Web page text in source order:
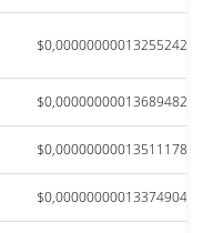
$0,00000000013255242
$0,00000000013689482
$0,00000000013511178
$0,00000000013374904